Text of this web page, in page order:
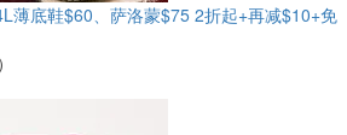
薄底鞋$60、萨洛蒙$75 2折起+再减$10+免